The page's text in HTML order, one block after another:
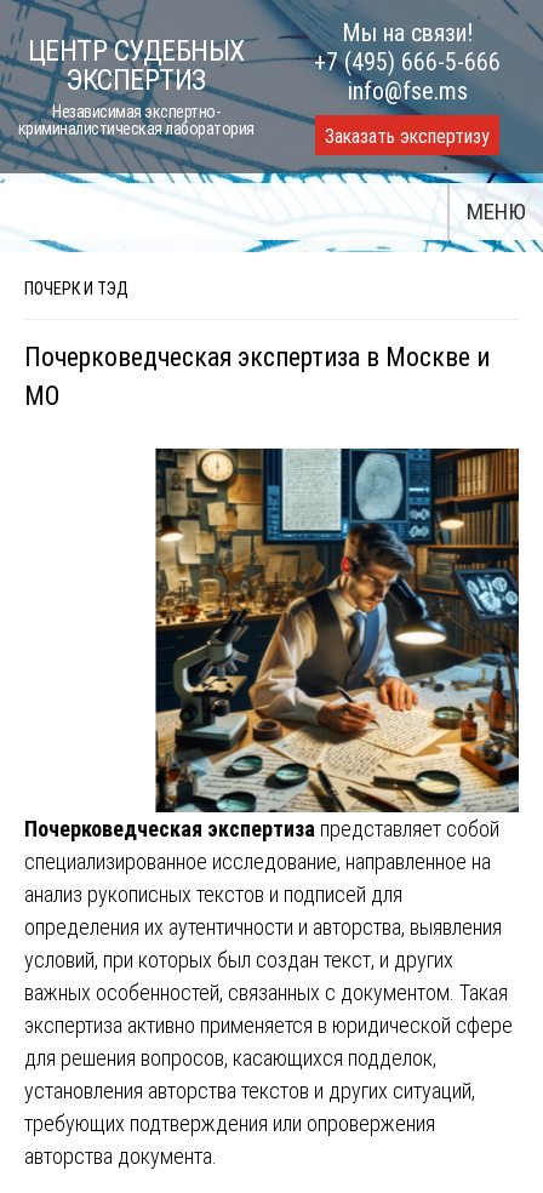
Skip
to
content
ЦЕНТР СУДЕБНЫХ
ЭКСПЕРТИЗ
Независимая экспертно-
криминалистическая лаборатория
Мы на связи!
+7 (495) 666-5-666
info@fse.ms
Заказать экспертизу
МЕНЮ
ПОЧЕРК И ТЭД
Почерковедческая экспертиза в Москве и
МО
Почерковедческая экспертиза представляет собой
специализированное исследование, направленное на
анализ рукописных текстов и подписей для
определения их аутентичности и авторства, выявления
условий, при которых был создан текст, и других
важных особенностей, связанных с документом. Такая
экспертиза активно применяется в юридической сфере
для решения вопросов, касающихся подделок,
установления авторства текстов и других ситуаций,
требующих подтверждения или опровержения
авторства документа.